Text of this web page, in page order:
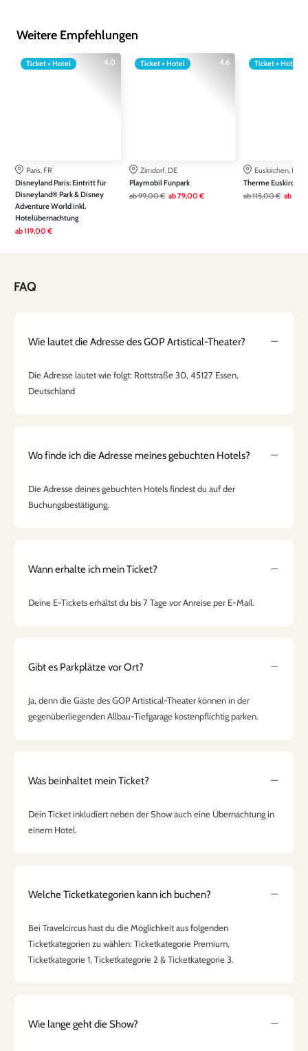
Weitere Empfehlungen
4.0
Ticket + Hotel
Paris, FR
Disneyland Paris: Eintritt für
Disneyland® Park & Disney
Adventure World inkl.
Hotelübernachtung
ab119,00 €
4.6
Ticket + Hotel
Zirndorf, DE
Playmobil Funpark
ab99,00 € ab79,00 €
Ticket + Hotel
Euskirchen, DE
Therme Euskirchen
ab115,00 € ab
FAQ
Wie lautet die Adresse des GOP Artistical-Theater?
Die Adresse lautet wie folgt: Rottstraße 30, 45127 Essen,
Deutschland
Wo finde ich die Adresse meines gebuchten Hotels?
Die Adresse deines gebuchten Hotels findest du auf der
Buchungsbestätigung.
Wann erhalte ich mein Ticket?
Deine E-Tickets erhältst du bis 7 Tage vor Anreise per E-Mail.
Gibt es Parkplätze vor Ort?
Ja, denn die Gäste des GOP Artistical-Theater können in der
gegenüberliegenden Allbau-Tiefgarage kostenpflichtig parken.
Was beinhaltet mein Ticket?
Dein Ticket inkludiert neben der Show auch eine Übernachtung in
einem Hotel.
Welche Ticketkategorien kann ich buchen?
Bei Travelcircus hast du die Möglichkeit aus folgenden
Ticketkategorien zu wählen: Ticketkategorie Premium,
Ticketkategorie 1, Ticketkategorie 2 & Ticketkategorie 3.
Wie lange geht die Show?